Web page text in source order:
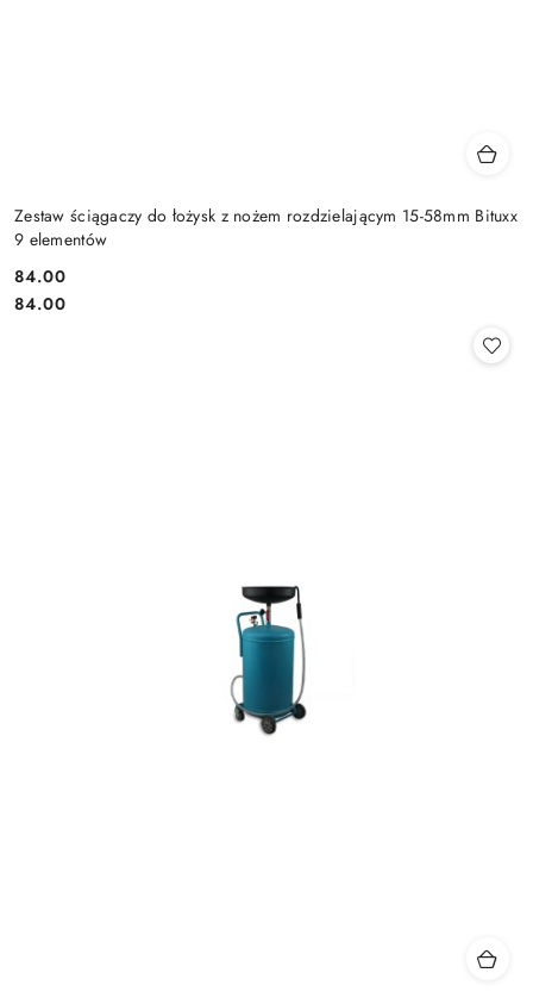
Zestaw ściągaczy do łożysk z nożem rozdzielającym 15-58mm Bituxx
9 elementów
Cena:
84.00
Cena:
84.00